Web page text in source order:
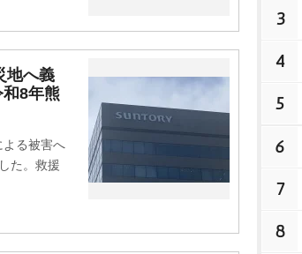
地へ義
8年熊
る被害へ
た。救援
3
4
5
6
7
8